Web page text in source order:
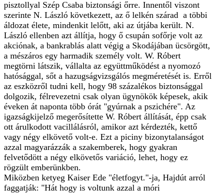
pisztollyal Szép Csaba biztonsági őrre. Innentől viszont
szerinte N. László következett, az ő lelkén szárad a többi
áldozat élete, mindenkit lelőtt, aki az útjába került. N.
László ellenben azt állítja, hogy ő csupán sofőrje volt az
akciónak, a bankrablás alatt végig a Skodájában ücsörgött,
a mészáros egy harmadik személy volt. W. Róbert
megtörni látszik, vállalta az együttműködést a nyomozó
hatósággal, sőt a hazugságvizsgálós megméretését is. Erről
az eszközről tudni kell, hogy 98 százalékos biztonsággal
dolgozik, félrevezetni csak olyan ügynökök képesek, akik
éveken át naponta több órát "gyúrnak a pszichére". Az
igazságkijelző megerősítette W. Róbert állítását, épp csak
ott árulkodott vacillálásról, amikor azt kérdezték, kettő
vagy négy elkövető volt-e. Ezt a piciny bizonytalanságot
azzal magyarázzák a szakemberek, hogy gyakran
felvetődött a négy elkövetős variáció, lehet, hogy ez
rögzült emberünkben.
Miközben ketyeg Kaiser Ede "életfogyt."-ja, Hajdút arról
faggatják: "Hát hogy is voltunk azzal a móri